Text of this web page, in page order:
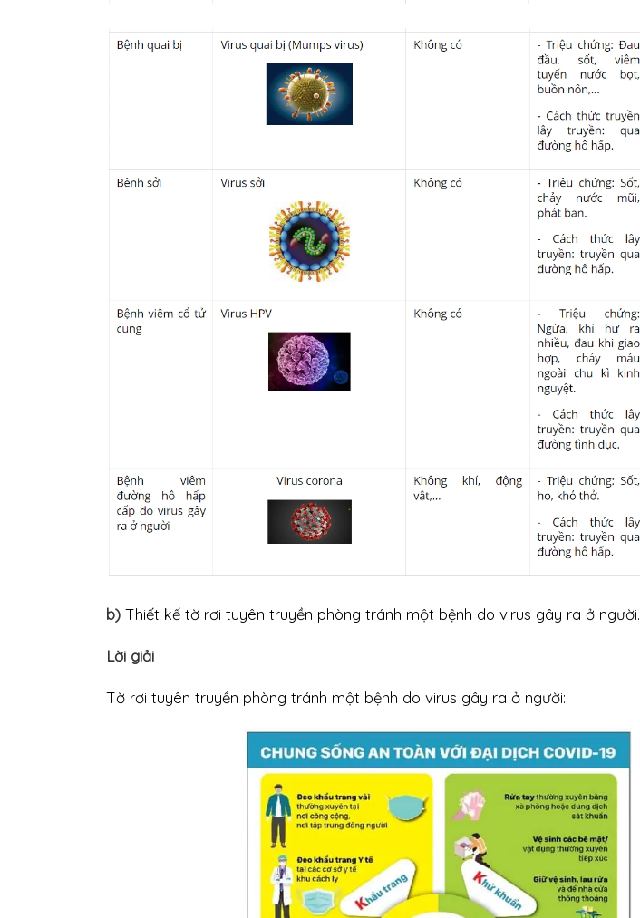
b) Thiết kế tờ rơi tuyên truyền phòng tránh một bệnh do virus gây ra ở người.
Lời giải
Tờ rơi tuyên truyền phòng tránh một bệnh do virus gây ra ở người: